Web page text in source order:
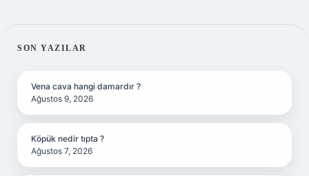
SIDEBAR
SON YAZILAR
Vena cava hangi damardır ?
Ağustos 9, 2026
Köpük nedir tıpta ?
Ağustos 7, 2026